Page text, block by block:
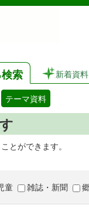
索 新着資料
テーマ資料
とができます。
童 雑誌・新聞